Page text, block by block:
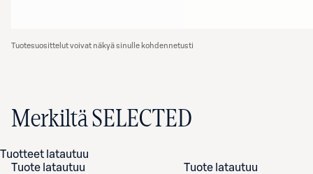
Tuotesuosittelut voivat näkyä sinulle kohdennetusti
Merkiltä SELECTED
Tuotteet latautuu
Tuote latautuu
Tuote latautuu